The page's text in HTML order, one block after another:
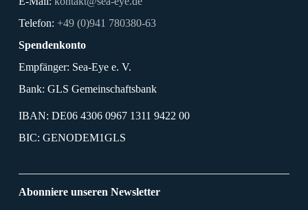
Telefon: +49 (0)941 780380-63
Spendenkonto
Empfänger: Sea-Eye e. V.
Bank: GLS Gemeinschaftsbank
IBAN: DE06 4306 0967 1311 9422 00
BIC: GENODEM1GLS
Abonniere unseren Newsletter